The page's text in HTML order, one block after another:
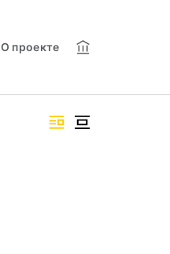
О проекте